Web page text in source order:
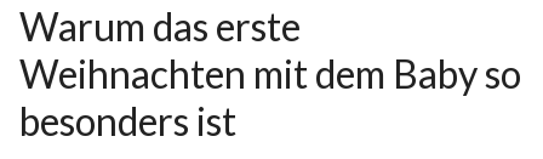
Warum das erste
Weihnachten mit dem Baby so
besonders ist